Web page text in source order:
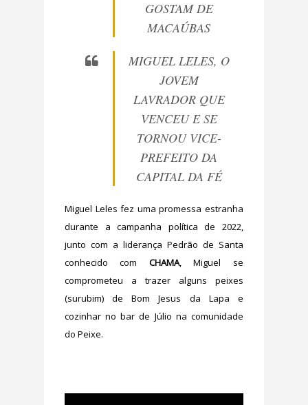
GOSTAM DE
MACAÚBAS
MIGUEL LELES, O
JOVEM
LAVRADOR QUE
VENCEU E SE
TORNOU VICE-
PREFEITO DA
CAPITAL DA FÉ
Miguel Leles fez uma promessa estranha
durante a campanha política de 2022,
junto com a liderança Pedrão de Santa
conhecido com CHAMA, Miguel se
comprometeu a trazer alguns peixes
(surubim) de Bom Jesus da Lapa e
cozinhar no bar de Júlio na comunidade
do Peixe.